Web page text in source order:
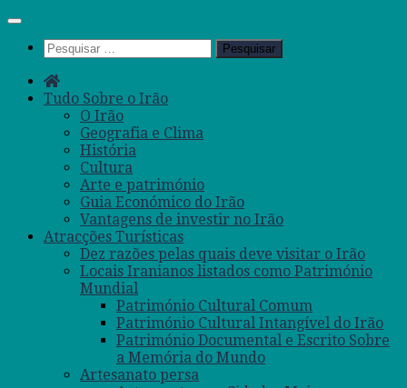
Skip
contentPesquisar
por:
Tudo Sobre o Irão
O Irão
Geografia e Clima
História
Cultura
Arte e património
Guia Económico do Irão
Vantagens de investir no Irão
Atracções Turísticas
Dez razões pelas quais deve visitar o Irão
Locais Iranianos listados como Património
Mundial
Património Cultural Comum
Património Cultural Intangível do Irão
Património Documental e Escrito Sobre
a Memória do Mundo
Artesanato persa